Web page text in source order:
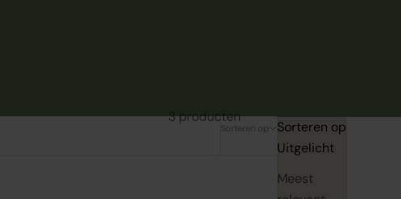
Sorteren op
Sorteren op
Uitgelicht
Meest
3 producten